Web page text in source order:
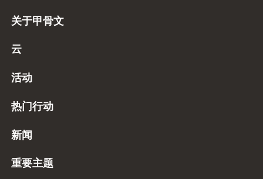
关于甲骨文
云
活动
热门行动
新闻
重要主题